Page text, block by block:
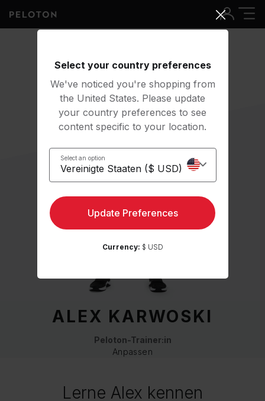
ALEX KARWOSKI
Peloton-Trainer:in
Anpassen
Lerne Alex kennen
Select your country preferences
We've noticed you're shopping from
the United States. Please update
your country preferences to see
content specific to your location.
Select an option
Update Preferences
Currency: $ USD